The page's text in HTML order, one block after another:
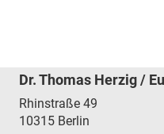
Dr. Thomas Herzig /
Rhinstraße 49
10315 Berlin